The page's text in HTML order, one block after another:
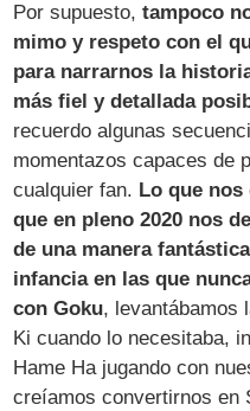
Por supuesto,tampoco
mimo y respeto con el
para narrarnos la
más fiel y detallada
recuerdo algunas
momentazos capaces de
cualquier fan. Lo que
que en pleno 2020 nos
de una manera
infancia en las que
con Goku, levantábamos
Ki cuando lo necesitaba,
Hame Ha jugando con
creíamos convertirnos en